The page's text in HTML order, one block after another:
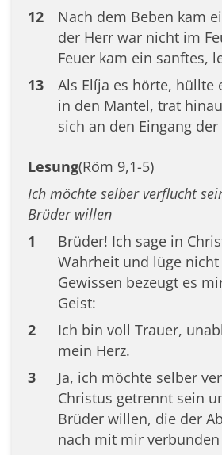
12
Nach dem Beben kam
der Herr war nicht im
Feuer kam ein sanftes,
13
Als Elíja es hörte, hüllte
in den Mantel, trat
sich an den Eingang
Lesung(Röm 9,1-5)
Ich möchte selber verflucht
Brüder willen
1
Brüder! Ich sage in
Wahrheit und lüge
Gewissen bezeugt es
Geist:
2
Ich bin voll Trauer,
mein Herz.
3
Ja, ich möchte selber
Christus getrennt sein
Brüder willen, die der
nach mit mir